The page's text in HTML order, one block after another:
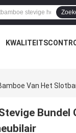
Van Het
Bundel